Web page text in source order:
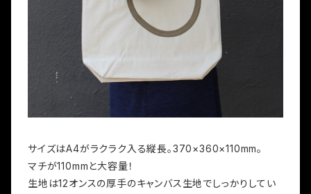
サイズはA4がラクラク入る縦長。370×360×110mm。
マチが110mmと大容量！
生地は12オンスの厚手のキャンバス生地でしっかりしてい